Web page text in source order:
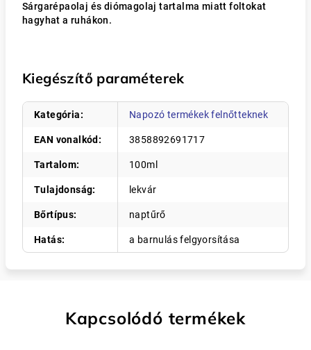
Sárgarépaolaj és diómagolaj tartalma miatt foltokat
hagyhat a ruhákon.
Kiegészítő paraméterek
Kategória: Napozó termékek felnőtteknek
EAN vonalkód : 3858892691717
Tartalom: 100ml
Tulajdonság: lekvár
Bőrtípus: naptűrő
Hatás: a barnulás felgyorsítása
Kapcsolódó termékek